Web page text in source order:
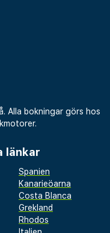
Alla bokningar görs hos
länkar
Spanien
Kanarieöarna
Costa Blanca
Grekland
Rhodos